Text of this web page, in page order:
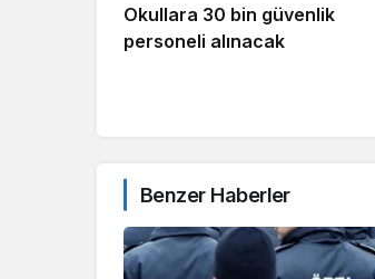
Okullara 30 bin güvenlik
personeli alınacak
Benzer Haberler